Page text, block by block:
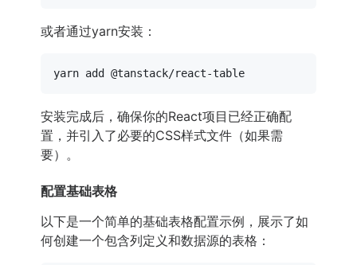
或者通过yarn安装：
安装完成后，确保你的React项目已经正确配
置，并引入了必要的CSS样式文件（如果需
要）。
配置基础表格
以下是一个简单的基础表格配置示例，展示了如
何创建一个包含列定义和数据源的表格：